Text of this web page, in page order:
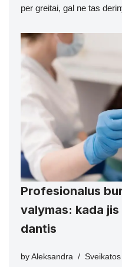
per greitai, gal ne tas
Profesionalus
valymas: kada
dantis
by Aleksandra